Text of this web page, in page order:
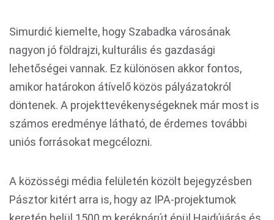
Simurdić kiemelte, hogy Szabadka városának
nagyon jó földrajzi, kulturális és gazdasági
lehetőségei vannak. Ez különösen akkor fontos,
amikor határokon átívelő közös pályázatokról
döntenek. A projekttevékenységeknek már most is
számos eredménye látható, de érdemes további
uniós forrásokat megcélozni.
A közösségi média felületén közölt bejegyzésben
Pásztor kitért arra is, hogy az IPA-projektumok